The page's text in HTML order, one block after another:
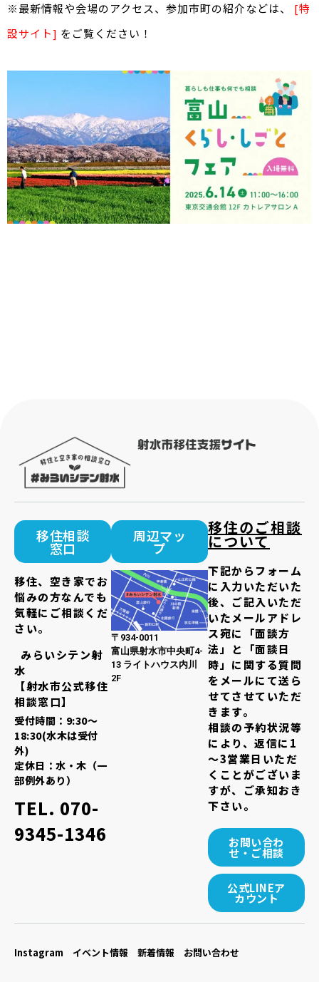
※最新情報や会場のアクセス、参加市町の紹介などは、 [特
設サイト] をご覧ください！
移住相談
窓口
移住、空き家でお
悩みの方なんでも
気軽にご相談くだ
さい。
みらいシテン射
水
【射水市公式移住
相談窓口】
受付時間：9:30～
18:30(水木は受付
外)
定休日：水・木（一
部例外あり）
TEL. 070-
9345-1346
周辺マッ
プ
〒934-0011
富山県射水市中央町4-
13 ライトハウス内川
2F
移住のご相談
について
下記からフォーム
に入力いただいた
後、ご記入いただ
いたメールアドレ
ス宛に「面談方
法」と「面談日
時」に関する質問
をメールにて送ら
せてさせていただ
きます。
相談の予約状況等
により、返信に1
～3営業日いただ
くことがございま
すが、ご承知おき
下さい。
お問い合わ
せ・ご相談
公式LINEア
カウント
Instagram イベント情報 新着情報 お問い合わせ